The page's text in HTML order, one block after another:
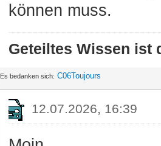
können muss.
Geteiltes Wissen ist
Es bedanken sich: C06Toujours
12.07.2026, 16:39